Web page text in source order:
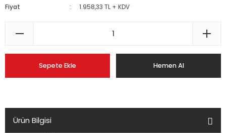
Fiyat
1.958,33 TL + KDV
Sepete Ekle Hemen Al
Ürün Bilgisi